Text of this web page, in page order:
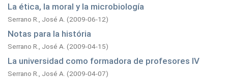
La ética, la moral y la microbiología
Serrano R., José A. (2009-06-12)
Notas para la história
Serrano R., José A. (2009-04-15)
La universidad como formadora de profesores IV
Serrano R., José A. (2009-04-07)